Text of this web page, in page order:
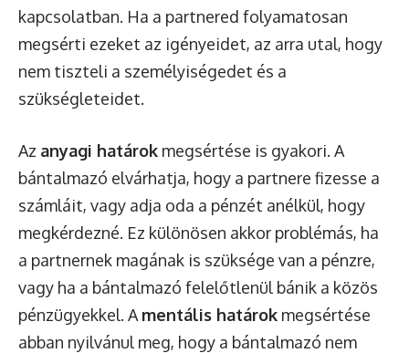
kapcsolatban. Ha a partnered folyamatosan
megsérti ezeket az igényeidet, az arra utal, hogy
nem tiszteli a személyiségedet és a
szükségleteidet.
Az anyagi határok megsértése is gyakori. A
bántalmazó elvárhatja, hogy a partnere fizesse a
számláit, vagy adja oda a pénzét anélkül, hogy
megkérdezné. Ez különösen akkor problémás, ha
a partnernek magának is szüksége van a pénzre,
vagy ha a bántalmazó felelőtlenül bánik a közös
pénzügyekkel. A mentális határok megsértése
abban nyilvánul meg, hogy a bántalmazó nem